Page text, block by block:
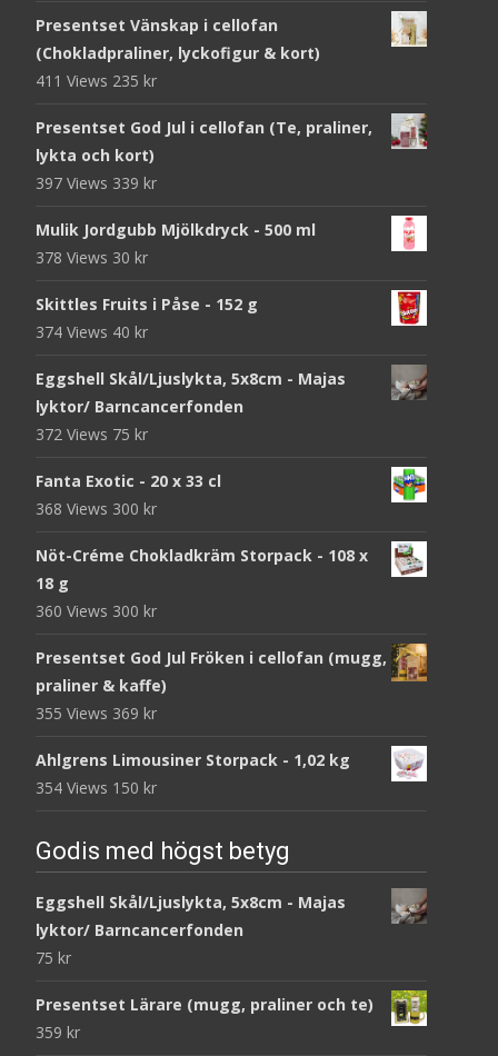
Presentset Vänskap i cellofan
(Chokladpraliner, lyckofigur & kort)
411 Views 235 kr
Presentset God Jul i cellofan (Te, praliner,
lykta och kort)
397 Views 339 kr
Mulik Jordgubb Mjölkdryck - 500 ml
378 Views 30 kr
Skittles Fruits i Påse - 152 g
374 Views 40 kr
Eggshell Skål/Ljuslykta, 5x8cm - Majas
lyktor/ Barncancerfonden
372 Views 75 kr
Fanta Exotic - 20 x 33 cl
368 Views 300 kr
Nöt-Créme Chokladkräm Storpack - 108 x
18 g
360 Views 300 kr
Presentset God Jul Fröken i cellofan (mugg,
praliner & kaffe)
355 Views 369 kr
Ahlgrens Limousiner Storpack - 1,02 kg
354 Views 150 kr
Godis med högst betyg
Eggshell Skål/Ljuslykta, 5x8cm - Majas
lyktor/ Barncancerfonden
75 kr
Presentset Lärare (mugg, praliner och te)
359 kr